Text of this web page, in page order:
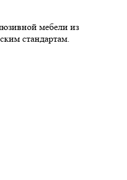
мебели из
стандартам.